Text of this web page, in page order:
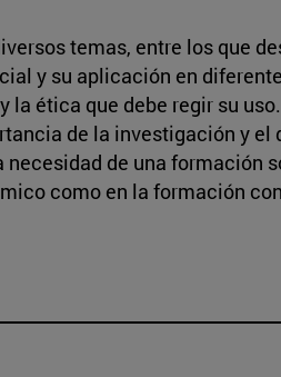
temas, entre los que
y su aplicación en
la ética que debe regir su
de la investigación y el
de una formación
como en la formación